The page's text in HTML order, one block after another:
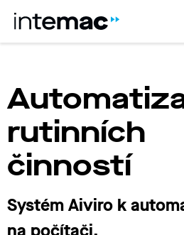
rutinních
činností
Systém Aiviro k